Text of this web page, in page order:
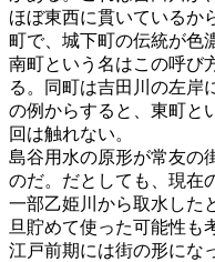
ほぼ東西に貫いているか
町で、城下町の伝統が色
南町という名はこの呼び
る。同町は吉田川の左岸
の例からすると、東町と
回は触れない。
島谷用水の原形が常友の
のだ。だとしても、現在
一部乙姫川から取水した
旦貯めて使った可能性も
江戸前期には街の形にな